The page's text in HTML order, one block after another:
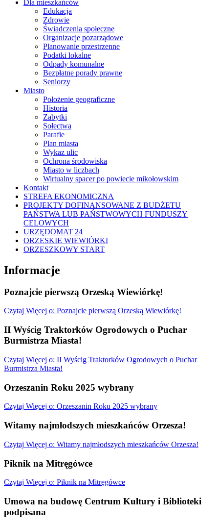
Dla mieszkańców
Edukacja
Zdrowie
Świadczenia społeczne
Organizacje pozarządowe
Planowanie przestrzenne
Podatki lokalne
Odpady komunalne
Bezpłatne porady prawne
Seniorzy
Miasto
Położenie geograficzne
Historia
Zabytki
Sołectwa
Parafie
Plan miasta
Wykaz ulic
Ochrona środowiska
Miasto w liczbach
Wirtualny spacer po powiecie mikołowskim
Kontakt
STREFA EKONOMICZNA
PROJEKTY DOFINANSOWANE Z BUDŻETU
PAŃSTWA LUB PAŃSTWOWYCH FUNDUSZY
CELOWYCH
URZĘDOMAT 24
ORZESKIE WIEWIÓRKI
ORZESZKOWY START
Informacje
Poznajcie pierwszą Orzeską Wiewiórkę!
Czytaj Więcej o: Poznajcie pierwszą Orzeską Wiewiórkę!
II Wyścig Traktorków Ogrodowych o Puchar
Burmistrza Miasta!
Czytaj Więcej o: II Wyścig Traktorków Ogrodowych o Puchar
Burmistrza Miasta!
Orzeszanin Roku 2025 wybrany
Czytaj Więcej o: Orzeszanin Roku 2025 wybrany
Witamy najmłodszych mieszkańców Orzesza!
Czytaj Więcej o: Witamy najmłodszych mieszkańców Orzesza!
Piknik na Mitręgówce
Czytaj Więcej o: Piknik na Mitręgówce
Umowa na budowę Centrum Kultury i Biblioteki
podpisana